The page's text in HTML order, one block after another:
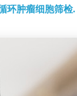
环肿瘤细胞筛检.